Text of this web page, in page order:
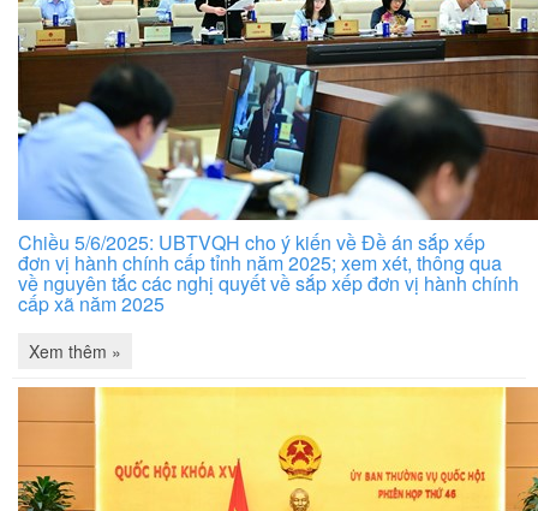
Chiều 5/6/2025: UBTVQH cho ý kiến về Đề án sắp xếp
đơn vị hành chính cấp tỉnh năm 2025; xem xét, thông qua
về nguyên tắc các nghị quyết về sắp xếp đơn vị hành chính
cấp xã năm 2025
Xem thêm »